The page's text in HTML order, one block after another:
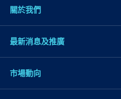
關於我們
最新消息及推廣
市場動向